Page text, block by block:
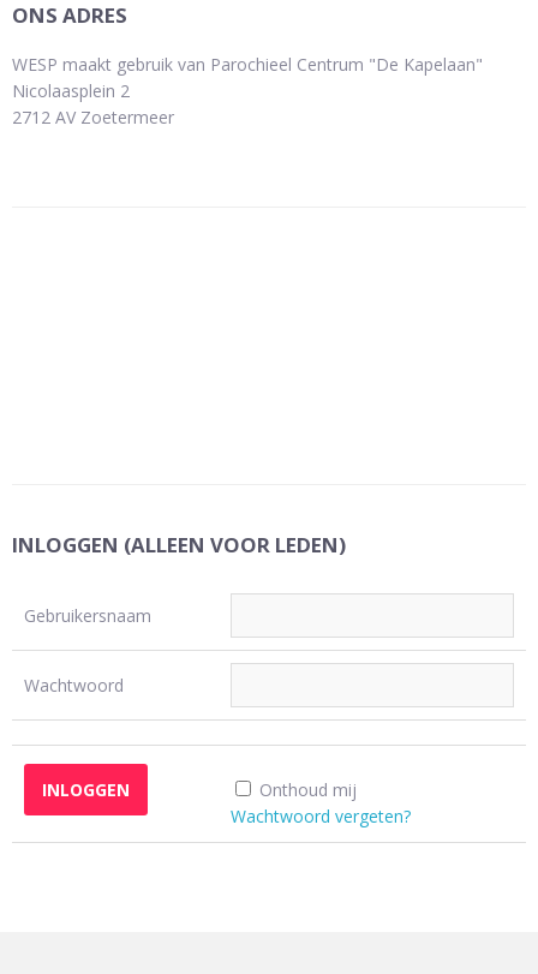
ONS ADRES
WESP maakt gebruik van Parochieel Centrum "De Kapelaan"
Nicolaasplein 2
2712 AV Zoetermeer
INLOGGEN (ALLEEN VOOR LEDEN)
Gebruikersnaam
Wachtwoord
Onthoud mij
Wachtwoord vergeten?